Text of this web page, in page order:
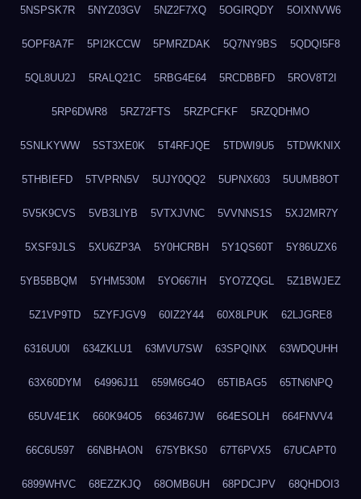
5NSPSK7R 5NYZ03GV 5NZ2F7XQ 5OGIRQDY 5OIXNVW6
5OPF8A7F 5PI2KCCW 5PMRZDAK 5Q7NY9BS 5QDQI5F8
5QL8UU2J 5RALQ21C 5RBG4E64 5RCDBBFD 5ROV8T2I
5RP6DWR8 5RZ72FTS 5RZPCFKF 5RZQDHMO
5SNLKYWW 5ST3XE0K 5T4RFJQE 5TDWI9U5 5TDWKNIX
5THBIEFD 5TVPRN5V 5UJY0QQ2 5UPNX603 5UUMB8OT
5V5K9CVS 5VB3LIYB 5VTXJVNC 5VVNNS1S 5XJ2MR7Y
5XSF9JLS 5XU6ZP3A 5Y0HCRBH 5Y1QS60T 5Y86UZX6
5YB5BBQM 5YHM530M 5YO667IH 5YO7ZQGL 5Z1BWJEZ
5Z1VP9TD 5ZYFJGV9 60IZ2Y44 60X8LPUK 62LJGRE8
6316UU0I 634ZKLU1 63MVU7SW 63SPQINX 63WDQUHH
63X60DYM 64996J11 659M6G4O 65TIBAG5 65TN6NPQ
65UV4E1K 660K94O5 663467JW 664ESOLH 664FNVV4
66C6U597 66NBHAON 675YBKS0 67T6PVX5 67UCAPT0
6899WHVC 68EZZKJQ 68OMB6UH 68PDCJPV 68QHDOI3